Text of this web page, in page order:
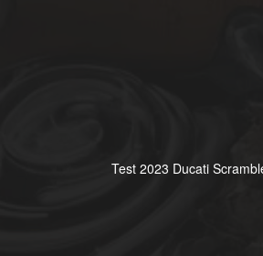
Test 2023 Ducati